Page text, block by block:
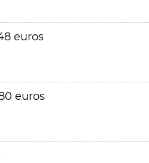
euros
euros